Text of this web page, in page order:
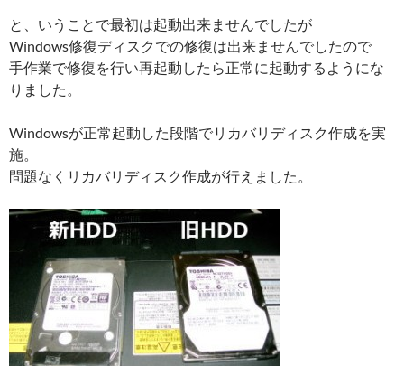
と、いうことで最初は起動出来ませんでしたが
Windows修復ディスクでの修復は出来ませんでしたので
手作業で修復を行い再起動したら正常に起動するようにな
りました。
Windowsが正常起動した段階でリカバリディスク作成を実
施。
問題なくリカバリディスク作成が行えました。